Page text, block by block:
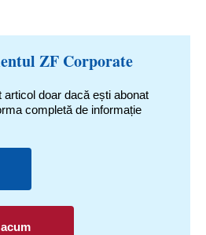
ZF Corporate
doar dacă ești abonat
completă de informație